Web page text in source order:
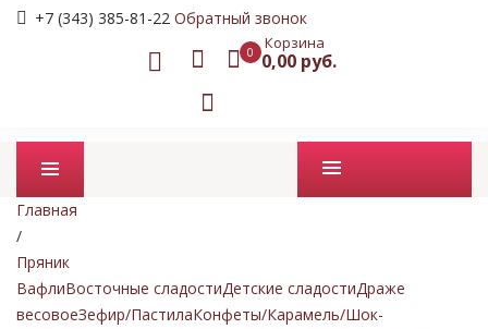
+7 (343) 385-81-22 Обратный звонок
0 Корзина
0,00 руб.
Промо товары
Главная
/
Пряник
ВафлиВосточные сладостиДетские сладостиДраже
весовоеЗефир/ПастилаКонфеты/Карамель/Шок-